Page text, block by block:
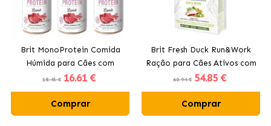
Brit MonoProtein Comida
Húmida para Cães com
Cordeiro
18.45 € 16.61 €
Comprar
Brit Fresh Duck Run&Work
Ração para Cães Ativos com
Pato
60.94 € 54.85 €
Comprar